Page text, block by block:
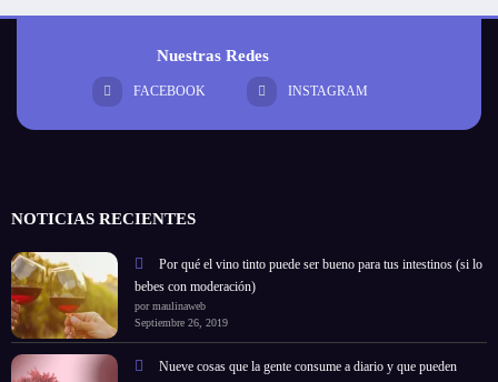
Nuestras Redes
FACEBOOK INSTAGRAM
NOTICIAS RECIENTES
Por qué el vino tinto puede ser bueno para tus intestinos (si lo
bebes con moderación)
por maulinaweb
Septiembre 26, 2019
Nueve cosas que la gente consume a diario y que pueden